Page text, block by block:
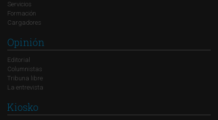
Servicios
Formación
Cargadores
Opinión
Editorial
Columnistas
Tribuna libre
La entrevista
Kiosko